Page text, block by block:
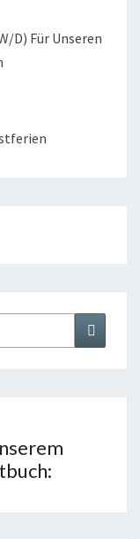
d) Für Unseren
Suchen